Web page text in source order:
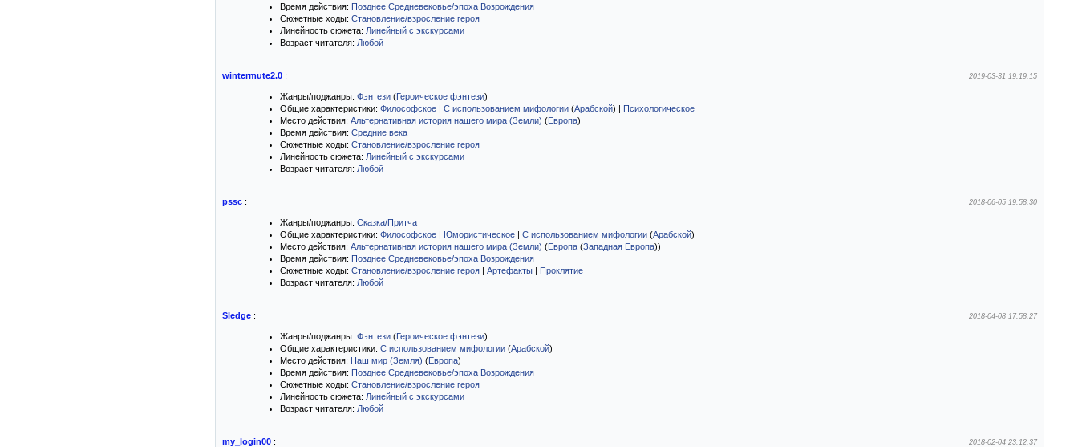
Время действия: Позднее Средневековье/эпоха Возрождения
Сюжетные ходы: Становление/взросление героя
Линейность сюжета: Линейный с экскурсами
Возраст читателя: Любой
wintermute2.0 : 2019-03-31 19:19:15
Жанры/поджанры: Фэнтези (Героическое фэнтези)
Общие характеристики: Философское | С использованием мифологии (Арабской) | Психологическое
Место действия: Альтернативная история нашего мира (Земли) (Европа)
Время действия: Средние века
Сюжетные ходы: Становление/взросление героя
Линейность сюжета: Линейный с экскурсами
Возраст читателя: Любой
pssc : 2018-06-05 19:58:30
Жанры/поджанры: Сказка/Притча
Общие характеристики: Философское | Юмористическое | С использованием мифологии (Арабской)
Место действия: Альтернативная история нашего мира (Земли) (Европа (Западная Европа))
Время действия: Позднее Средневековье/эпоха Возрождения
Сюжетные ходы: Становление/взросление героя | Артефакты | Проклятие
Возраст читателя: Любой
Sledge : 2018-04-08 17:58:27
Жанры/поджанры: Фэнтези (Героическое фэнтези)
Общие характеристики: С использованием мифологии (Арабской)
Место действия: Наш мир (Земля) (Европа)
Время действия: Позднее Средневековье/эпоха Возрождения
Сюжетные ходы: Становление/взросление героя
Линейность сюжета: Линейный с экскурсами
Возраст читателя: Любой
my_login00 : 2018-02-04 23:12:37